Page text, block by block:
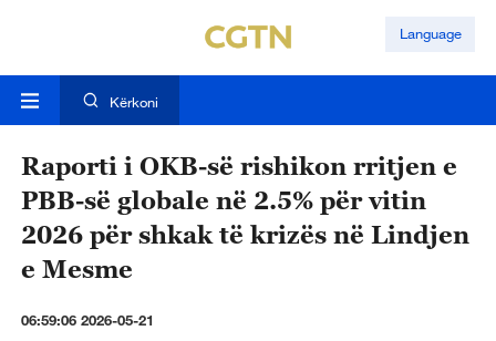
Language
Kërkoni
Raporti i OKB-së rishikon rritjen e
PBB-së globale në 2.5% për vitin
2026 për shkak të krizës në Lindjen
e Mesme
06:59:06 2026-05-21